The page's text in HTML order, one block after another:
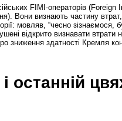
FIMI-операторів
Вони визнають частину
мовляв, “чесно
відкрито визнавати втрати
зниження здатності Кремля
останній